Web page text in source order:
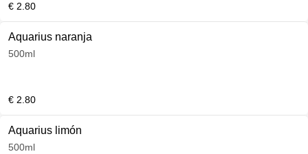
€ 2.80
Aquarius naranja
500ml
€ 2.80
Aquarius limón
500ml